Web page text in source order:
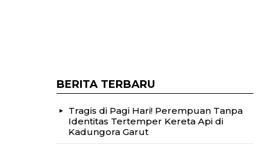
BERITA TERBARU
Tragis di Pagi Hari! Perempuan Tanpa
Identitas Tertemper Kereta Api di
Kadungora Garut